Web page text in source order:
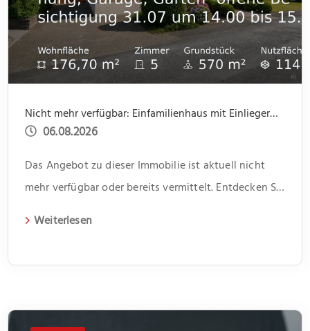
Nicht mehr verfügbar: Einfamilienhaus mit Einliegerwohnung, Garage, Garten -offene Besichtigung 31.07 um 14.00 bis 15.30
06.08.2026
Das Angebot zu dieser Immobilie ist aktuell nicht
mehr verfügbar oder bereits vermittelt. Entdecken Sie
Weiterlesen